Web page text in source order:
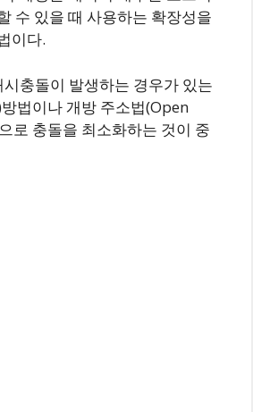
수 있을 때 사용하는 확장성을
이다.
충돌이 발생하는 경우가 있는
법이나 개방 주소법(Open
로 충돌을 최소화하는 것이 중